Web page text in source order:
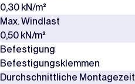
0,30 kN/m²
Max. Windlast
0,50 kN/m²
Befestigung
Befestigungsklemmen
Durchschnittliche Montagezeit